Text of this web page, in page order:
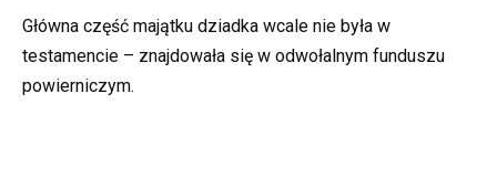
Główna część majątku dziadka wcale nie była w
testamencie – znajdowała się w odwołalnym funduszu
powierniczym.